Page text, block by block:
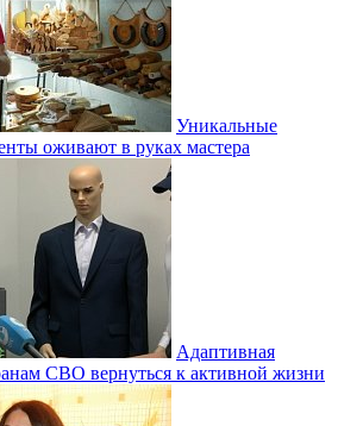
Уникальные
оживают в руках мастера
Адаптивная
СВО вернуться к активной жизни